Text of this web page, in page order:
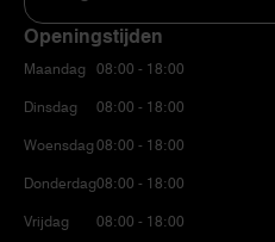
Openingstijden
Maandag
Dinsdag
Woensdag
Donderdag
Vrijdag
08:00 - 18:00
08:00 - 18:00
08:00 - 18:00
08:00 - 18:00
08:00 - 18:00